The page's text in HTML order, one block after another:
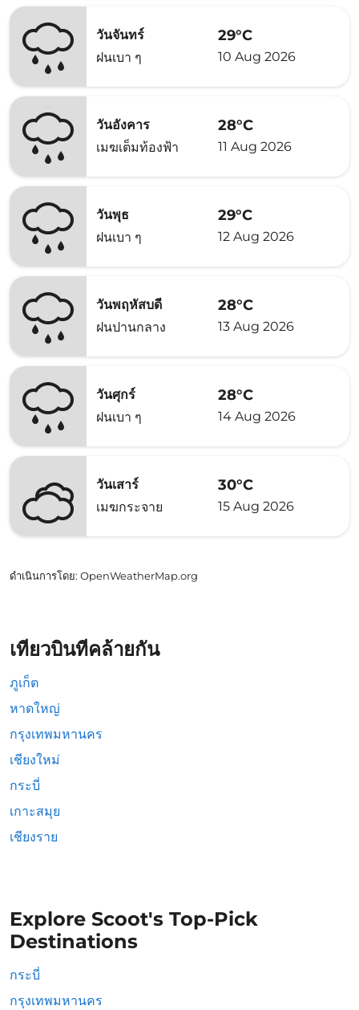
วันจันทร์
ฝนเบา ๆ
29°C
10 Aug 2026
วันอังคาร
เมฆเต็มท้องฟ้า
28°C
11 Aug 2026
วันพุธ
ฝนเบา ๆ
29°C
12 Aug 2026
วันพฤหัสบดี
ฝนปานกลาง
28°C
13 Aug 2026
วันศุกร์
ฝนเบา ๆ
28°C
14 Aug 2026
วันเสาร์
เมฆกระจาย
30°C
15 Aug 2026
ดำเนินการโดย: OpenWeatherMap.org
เที่ยวบินที่คล้ายกัน
ภูเก็ต
หาดใหญ่
กรุงเทพมหานคร
เชียงใหม่
กระบี่
เกาะสมุย
เชียงราย
Explore Scoot's Top-Pick
Destinations
กระบี่
กรุงเทพมหานคร